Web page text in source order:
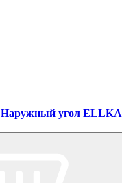
Наружный угол ELLKA